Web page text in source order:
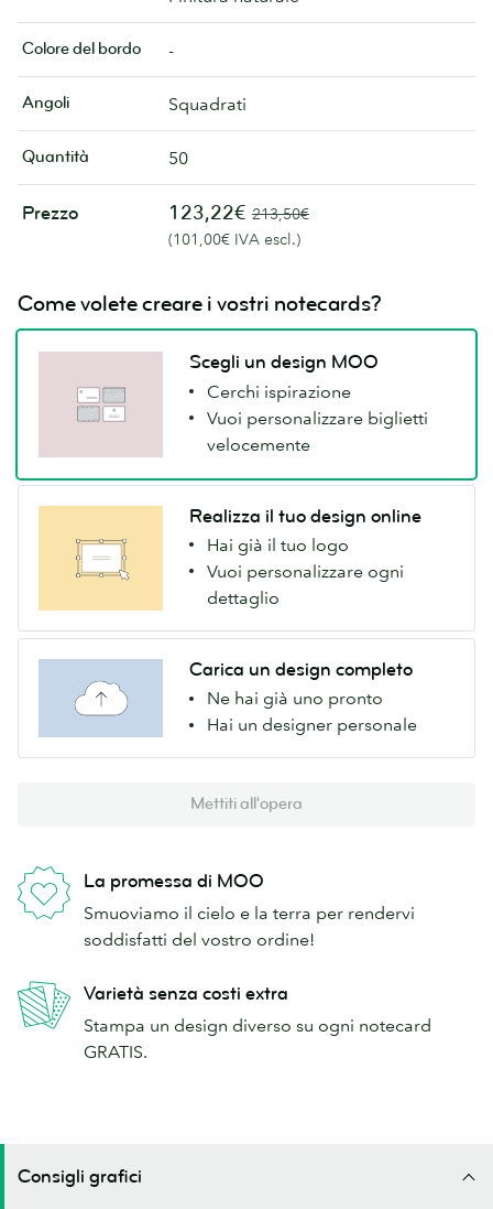
Colore del bordo -
Angoli Squadrati
Quantità 50
Prezzo 123,22€ 213,50€
(101,00€ IVA escl.)
Come volete creare i vostri notecards?
Scegli un design MOO
Cerchi ispirazione
Vuoi personalizzare biglietti
velocemente
Realizza il tuo design online
Hai già il tuo logo
Vuoi personalizzare ogni
dettaglio
Carica un design completo
Ne hai già uno pronto
Hai un designer personale
Mettiti all'opera
La promessa di MOO
Smuoviamo il cielo e la terra per rendervi
soddisfatti del vostro ordine!
Varietà senza costi extra
Stampa un design diverso su ogni notecard
GRATIS.
Consigli grafici